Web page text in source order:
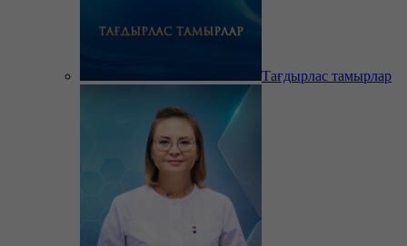
Тағдырлас тамырлар